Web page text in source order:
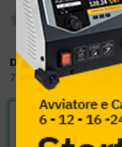
Da skyfox
7 Luglio 2015in